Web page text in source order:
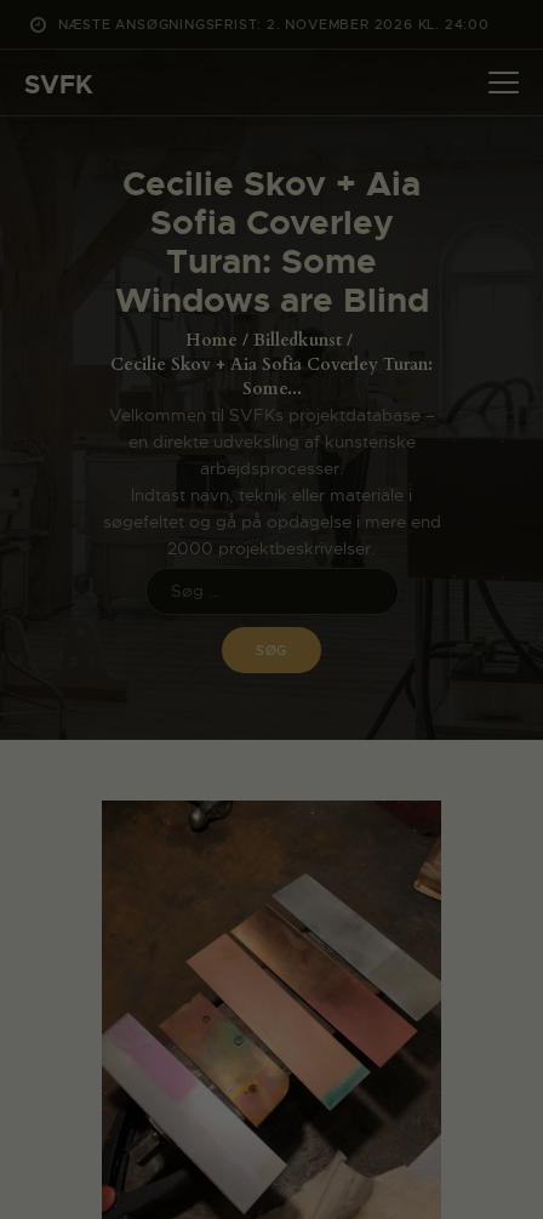
NÆSTE ANSØGNINGSFRIST: 2. NOVEMBER 2026 KL. 24:00
SVFK
Cecilie Skov + Aia
Sofia Coverley
Turan: Some
Windows are Blind
Home
Billedkunst
Cecilie Skov + Aia Sofia Coverley Turan:
Some...
Velkommen til SVFKs projektdatabase –
en direkte udveksling af kunsteriske
arbejdsprocesser.
Indtast navn, teknik eller materiale i
søgefeltet og gå på opdagelse i mere end
2000 projektbeskrivelser.
DET SKER
PROJEKTER
CHANNEL
ANSØG
ENGLISH